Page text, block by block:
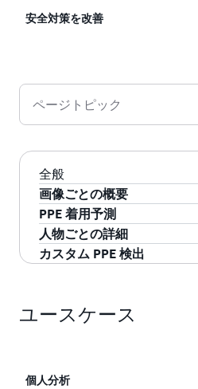
場所で PPE を着用している
従業員や顧客に PPE を着用
を低減します。
安全対策を改善
ングを追加する優先度を決め
用して、詳細な PPE 検出レ
ページトピック
全般
画像ごとの概要
必要な防護具のリスト (例:
ェイスカバーとヘッドカ
値 (80% など) を指定する
ことができます。これによ
めに作成しなければならな
PPE 着用予測
単に画像内に PPE がある
は、あまり有用ではありま
PPE 検出を使用すると、防
る部分に着用されているか
ドカバーで覆われているか
人物ごとの詳細
人物の検出信頼度およびバ
ス、coversbodypart 検出ブ
カスタム PPE 検出
Amazon Rekognition カス
ユースケース
個人分析